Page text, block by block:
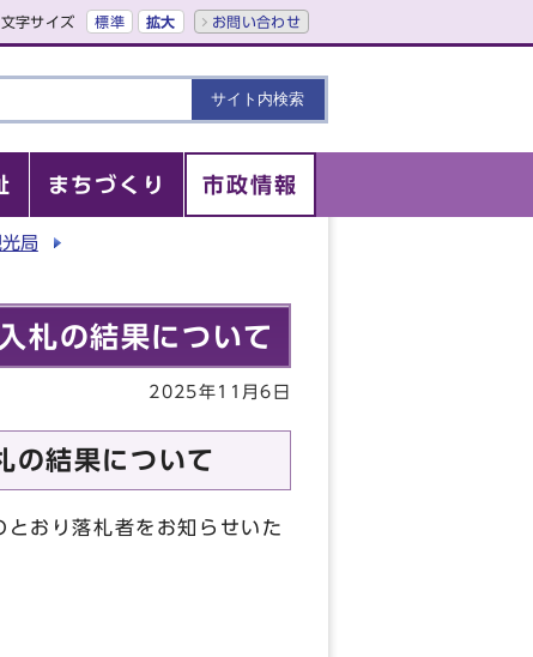
文字サイズ 標準 拡大 お問い合わせ
まちづくり 市政情報
局
札の結果について
2025年11月6日
の結果について
おり落札者をお知らせいた